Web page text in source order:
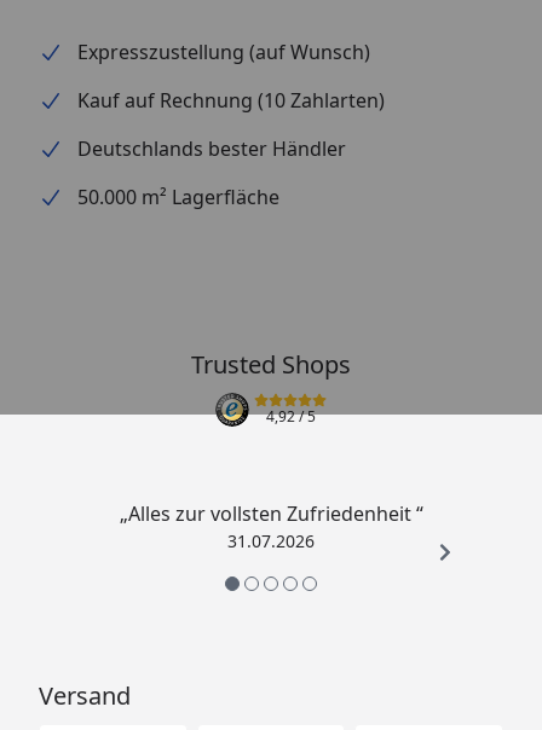
Expresszustellung (auf Wunsch)
Kauf auf Rechnung (10 Zahlarten)
Deutschlands bester Händler
50.000 m² Lagerfläche
Trusted Shops
4,92/ 5
„Alles zur vollsten Zufriedenheit “
31.07.2026
Versand